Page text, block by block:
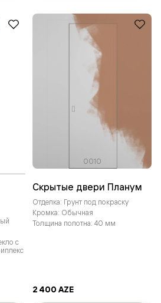
с
0010
Скрытые двери Планум
Отделка: Грунт под покраску
Кромка: Обычная
Толщина полотна: 40 мм
2 400 AZE